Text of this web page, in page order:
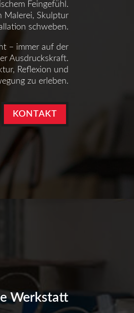
Feingefühl.
Malerei, Skulptur
schweben.
– immer auf der
Ausdruckskraft.
Reflexion und
zu erleben.
KONTAKT
Werkstatt